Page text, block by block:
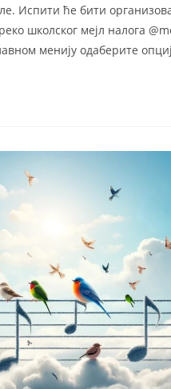
Испити ће бити
школског мејл налога
менију одаберите